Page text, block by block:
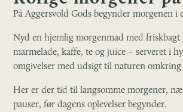
På Aggersvold Gods begynder morgenen i
Nyd en hjemlig morgenmad med friskbagt
marmelade, kaffe, te og juice – serveret i
omgivelser med udsigt til naturen omkring
Her er der tid til langsomme morgener,
pauser, før dagens oplevelser begynder.